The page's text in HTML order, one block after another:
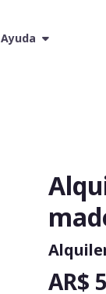
Ayuda
AR$